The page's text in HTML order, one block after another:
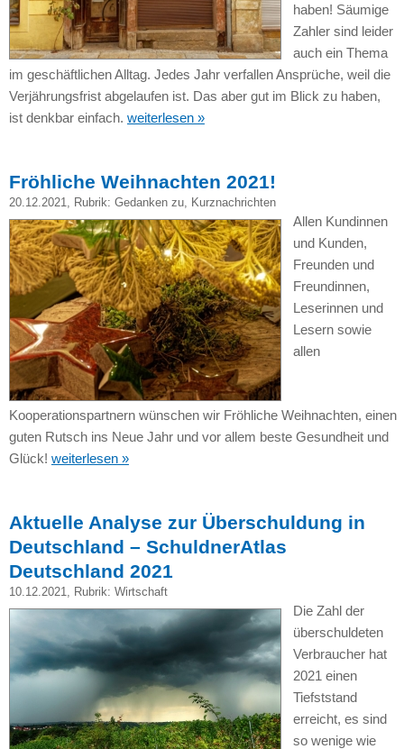
haben! Säumige
Zahler sind leider
auch ein Thema
im geschäftlichen Alltag. Jedes Jahr verfallen Ansprüche, weil die
Verjährungsfrist abgelaufen ist. Das aber gut im Blick zu haben,
ist denkbar einfach. weiterlesen »
Fröhliche Weihnachten 2021!
20.12.2021 , Rubrik: Gedanken zu, Kurznachrichten
Allen Kundinnen
und Kunden,
Freunden und
Freundinnen,
Leserinnen und
Lesern sowie
allen
Kooperationspartnern wünschen wir Fröhliche Weihnachten, einen
guten Rutsch ins Neue Jahr und vor allem beste Gesundheit und
Glück! weiterlesen »
Aktuelle Analyse zur Überschuldung in
Deutschland – SchuldnerAtlas
Deutschland 2021
10.12.2021 , Rubrik: Wirtschaft
Die Zahl der
überschuldeten
Verbraucher hat
2021 einen
Tiefststand
erreicht, es sind
so wenige wie